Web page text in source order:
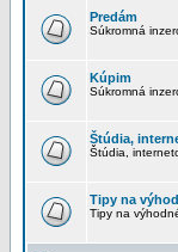
Predám
Súkromná
Kúpim
Súkromná
Štúdia,
Štúdia,
Tipy na
Tipy na